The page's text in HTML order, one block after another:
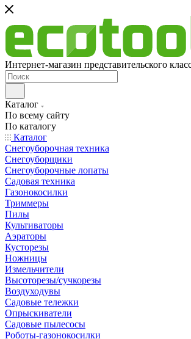
Интернет-магазин представительского
Каталог
По всему сайту
По каталогу
Каталог
Снегоуборочная техника
Снегоуборщики
Снегоуборочные лопаты
Садовая техника
Газонокосилки
Триммеры
Пилы
Культиваторы
Аэраторы
Кусторезы
Ножницы
Измельчители
Высоторезы/сучкорезы
Воздуходувы
Садовые тележки
Опрыскиватели
Садовые пылесосы
Роботы-газонокосилки